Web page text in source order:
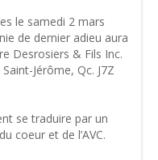
le samedi 2 mars
de dernier adieu aura
Desrosiers & Fils Inc.
Jérôme, Qc. J7Z
se traduire par un
coeur et de l’AVC.